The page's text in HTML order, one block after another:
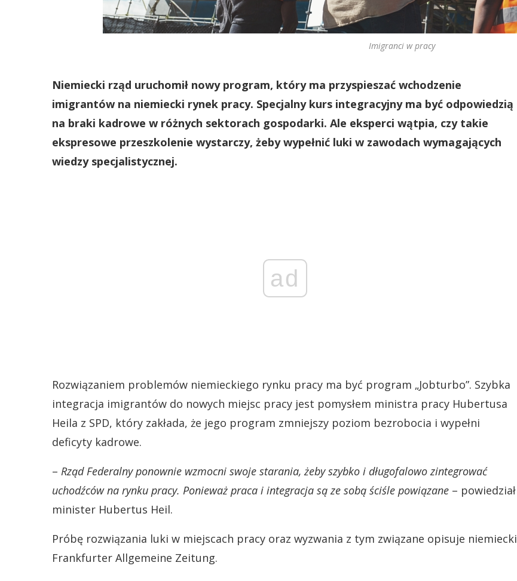
Imigranci w pracy
Niemiecki rząd uruchomił nowy program, który ma przyspieszać wchodzenie
imigrantów na niemiecki rynek pracy. Specjalnykurs integracyjny ma być odpowiedzią
na braki kadrowe w różnych sektorach gospodarki. Ale eksperci wątpia, czy takie
ekspresowe przeszkolenie wystarczy, żeby wypełnić luki w zawodach wymagających
wiedzy specjalistycznej.
ad
Rozwiązaniem problemów niemieckiego rynku pracy ma być program „Jobturbo”. Szybka
integracja imigrantów do nowych miejsc pracy jest pomysłem ministra pracy Hubertusa
Heila z SPD, który zakłada, że jego program zmniejszy poziom bezrobocia i wypełni
deficyty kadrowe.
– Rząd Federalny ponownie wzmocni swoje starania, żeby szybko i długofalowo zintegrować
uchodźców na rynku pracy. Ponieważ praca i integracja są ze sobą ściśle powiązane – powiedział
minister Hubertus Heil.
Próbę rozwiązania luki w miejscach pracy oraz wyzwania z tym związane opisuje niemiecki
Frankfurter Allgemeine Zeitung.